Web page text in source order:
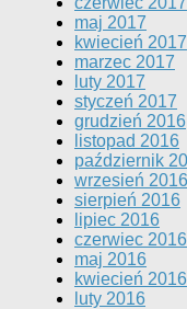
maj 2017
kwiecień 2017
marzec 2017
luty 2017
styczeń 2017
grudzień 2016
listopad 2016
październik
wrzesień 2016
sierpień 2016
lipiec 2016
czerwiec 2016
maj 2016
kwiecień 2016
luty 2016